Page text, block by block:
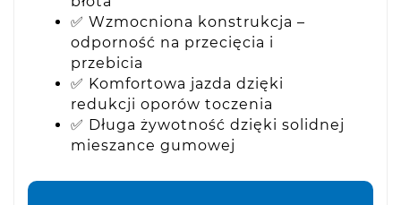
✅ Wzmocniona konstrukcja –
odporność na przecięcia i
przebicia
✅ Komfortowa jazda dzięki
redukcji oporów toczenia
✅ Długa żywotność dzięki solidnej
mieszance gumowej